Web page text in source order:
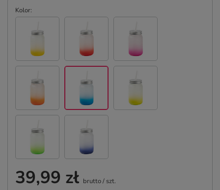
Kolor
39,99 zł brutto/ szt.